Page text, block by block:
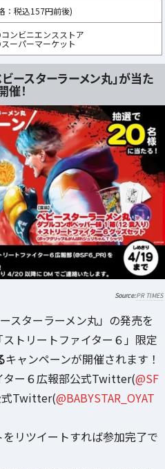
：税込157円前後)
ンビニエンスストア
ーパーマーケット
ースターラーメン丸」が当た
催！
PR TIMES
スターラーメン丸」の発売を
トリートファイター６」限定
キャンペーンが開催されます！
ター６広報部公式Twitter(@SF
式Twitter(@BABYSTAR_OYAT
リツイートすれば参加完了で